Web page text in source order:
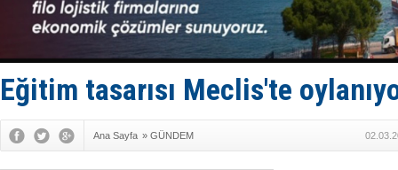
TAYK -
İstanbul
Tersane
FESCO,
Eğitim tasarısı Meclis'te
Ana Sayfa » GÜNDEM